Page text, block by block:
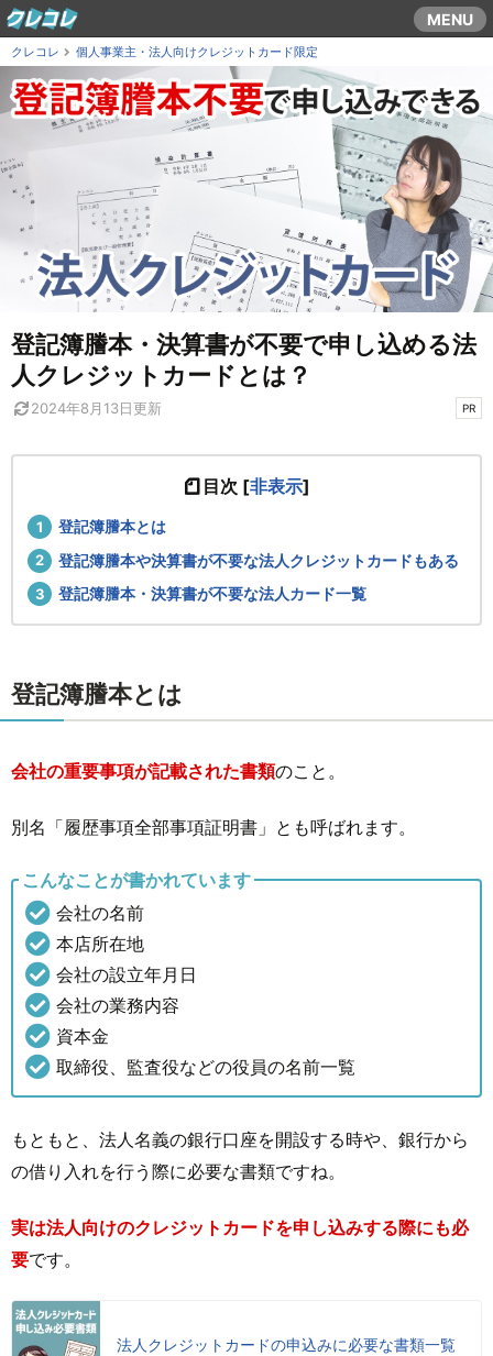
コ
ン
テ
ン
ツ
で
る
MENU
クレコレ 個人事業主・法人向けクレジットカード限定
登記簿謄本・決算書が不要で申し込める法
人クレジットカードとは？
2024年8月13日更新 PR
目次 [非表示]
登記簿謄本とは
登記簿謄本や決算書が不要な法人クレジットカードもある
登記簿謄本・決算書が不要な法人カード一覧
登記簿謄本とは
会社の重要事項が記載された書類のこと。
別名「履歴事項全部事項証明書」とも呼ばれます。
こんなことが書かれています
会社の名前
本店所在地
会社の設立年月日
会社の業務内容
資本金
取締役、監査役などの役員の名前一覧
もともと、法人名義の銀行口座を開設する時や、銀行から
の借り入れを行う際に必要な書類ですね。
実は法人向けのクレジットカードを申し込みする際にも必
要です。
法人クレジットカードの申込みに必要な書類一覧